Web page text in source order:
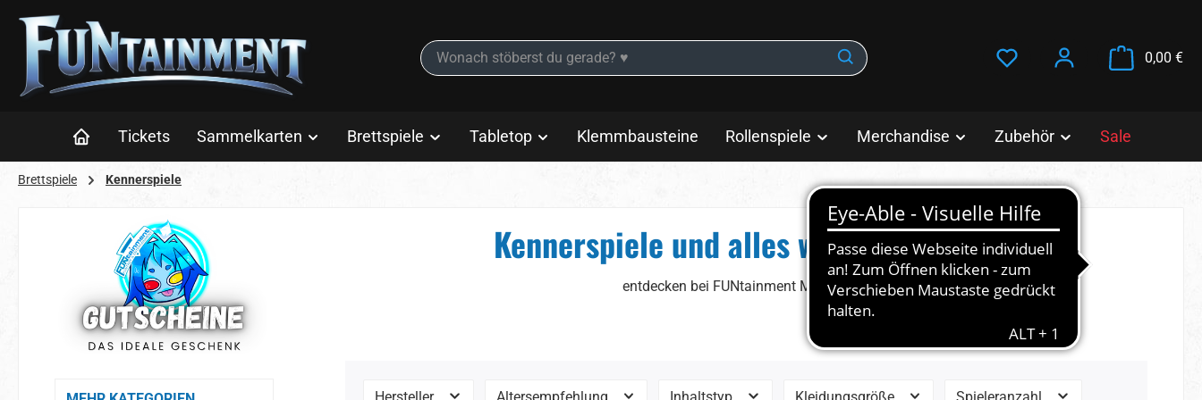
Hauptinhalt springen
Zur Suche springen
Zur Hauptnavigation springen
0,00 €
Tickets Sammelkarten Brettspiele Tabletop Klemmbausteine Rollenspiele Merchandise Zubehör Sale
Brettspiele Kennerspiele
Kennerspiele und alles was dazugehört
entdecken bei FUNtainment München ♥